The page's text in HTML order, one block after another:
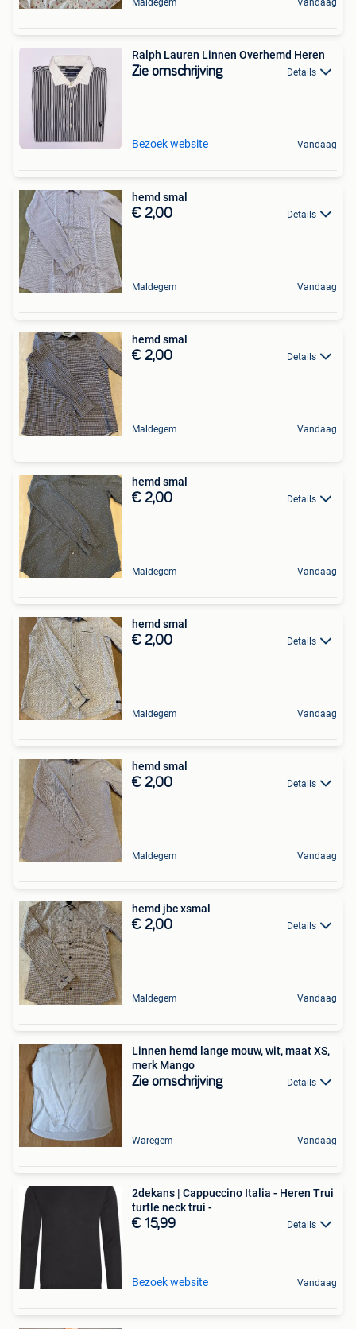
Maldegem Vandaag
Ralph Lauren Linnen Overhemd Heren
Zie omschrijving Details
Bezoek website Vandaag
hemd smal
€ 2,00 Details
Maldegem Vandaag
hemd smal
€ 2,00 Details
Maldegem Vandaag
hemd smal
€ 2,00 Details
Maldegem Vandaag
hemd smal
€ 2,00 Details
Maldegem Vandaag
hemd smal
€ 2,00 Details
Maldegem Vandaag
hemd jbc xsmal
€ 2,00 Details
Maldegem Vandaag
Linnen hemd lange mouw, wit, maat XS,
merk Mango
Zie omschrijving Details
Waregem Vandaag
2dekans | Cappuccino Italia - Heren Trui
turtle neck trui -
€ 15,99 Details
Bezoek website Vandaag